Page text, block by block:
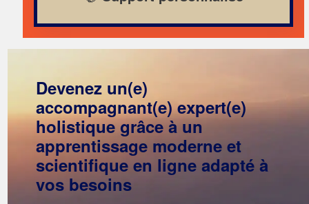
Devenez un(e)
accompagnant(e) expert(e)
holistique grâce à un
apprentissage moderne et
scientifique en ligne adapté à
vos besoins